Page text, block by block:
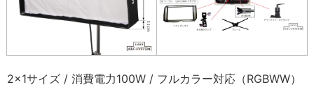
2×1サイズ / 消費電力100W / フルカラー対応（RGBWW）